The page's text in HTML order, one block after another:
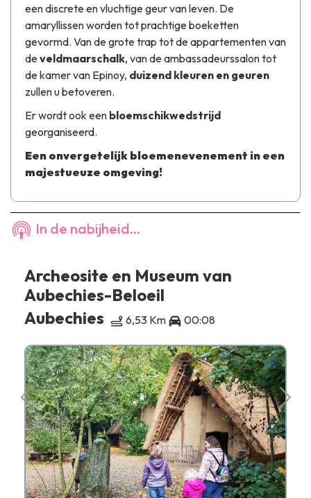
een discrete en vluchtige geur van leven. De
amaryllissen worden tot prachtige boeketten
gevormd. Van de grote trap tot de appartementen van
develdmaarschalk, van de ambassadeurssalon tot
de kamer van Epinoy, duizend kleuren en geuren
zullen u betoveren.
Er wordt ook een bloemschikwedstrijd
georganiseerd.
Een onvergetelijk bloemenevenement in een
majestueuze omgeving!
In de nabijheid...
Archeosite en Museum van
Aubechies-Beloeil
Aubechies
6,53 Km 00:08